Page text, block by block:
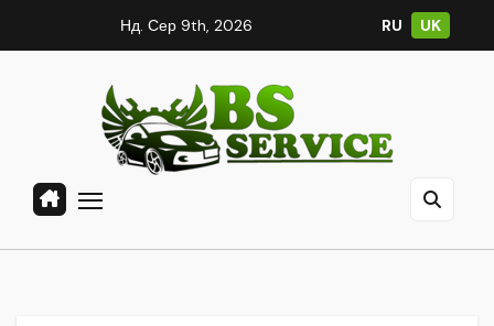
to
Нд. Сер 9th, 2026 RU UK